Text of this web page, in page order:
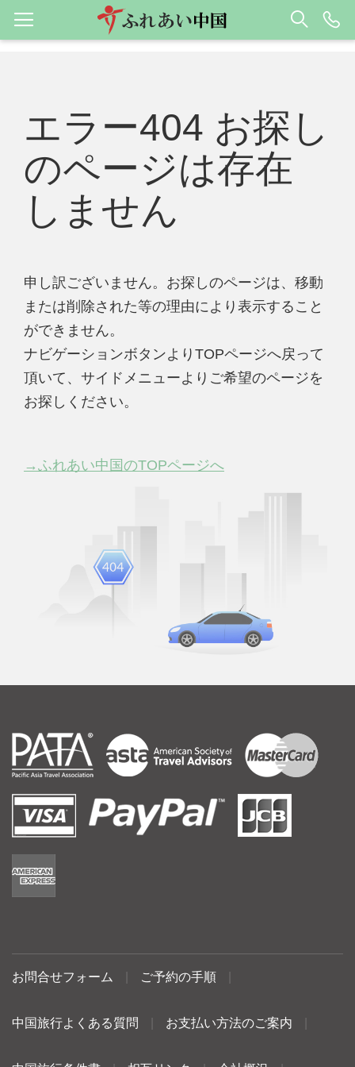
エラー404 お探し
のページは存在
しません
申し訳ございません。お探しのページは、移動
または削除された等の理由により表示すること
ができません。
ナビゲーションボタンよりTOPページへ戻って
頂いて、サイドメニューよりご希望のページを
お探しください。
→ふれあい中国のTOPページへ
お問合せフォーム ご予約の手順
中国旅行よくある質問 お支払い方法のご案内